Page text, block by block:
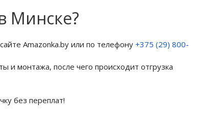
Минске?
Amazonka.by или по телефону +375 (29) 800-
и монтажа, после чего происходит отгрузка
без переплат!